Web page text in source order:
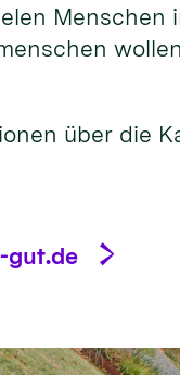
Menschen
über die
gut.de